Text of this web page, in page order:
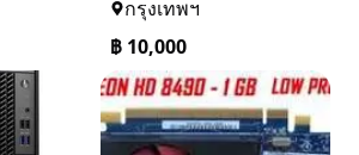
กรุงเทพฯ
฿ 10,000